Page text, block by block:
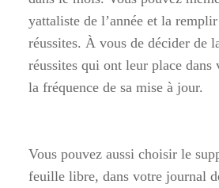
yattaliste de l’année et la
réussites. À vous de décider de
réussites qui ont leur place dans
la fréquence de sa mise à jour.
Vous pouvez aussi choisir le
feuille libre, dans votre journal